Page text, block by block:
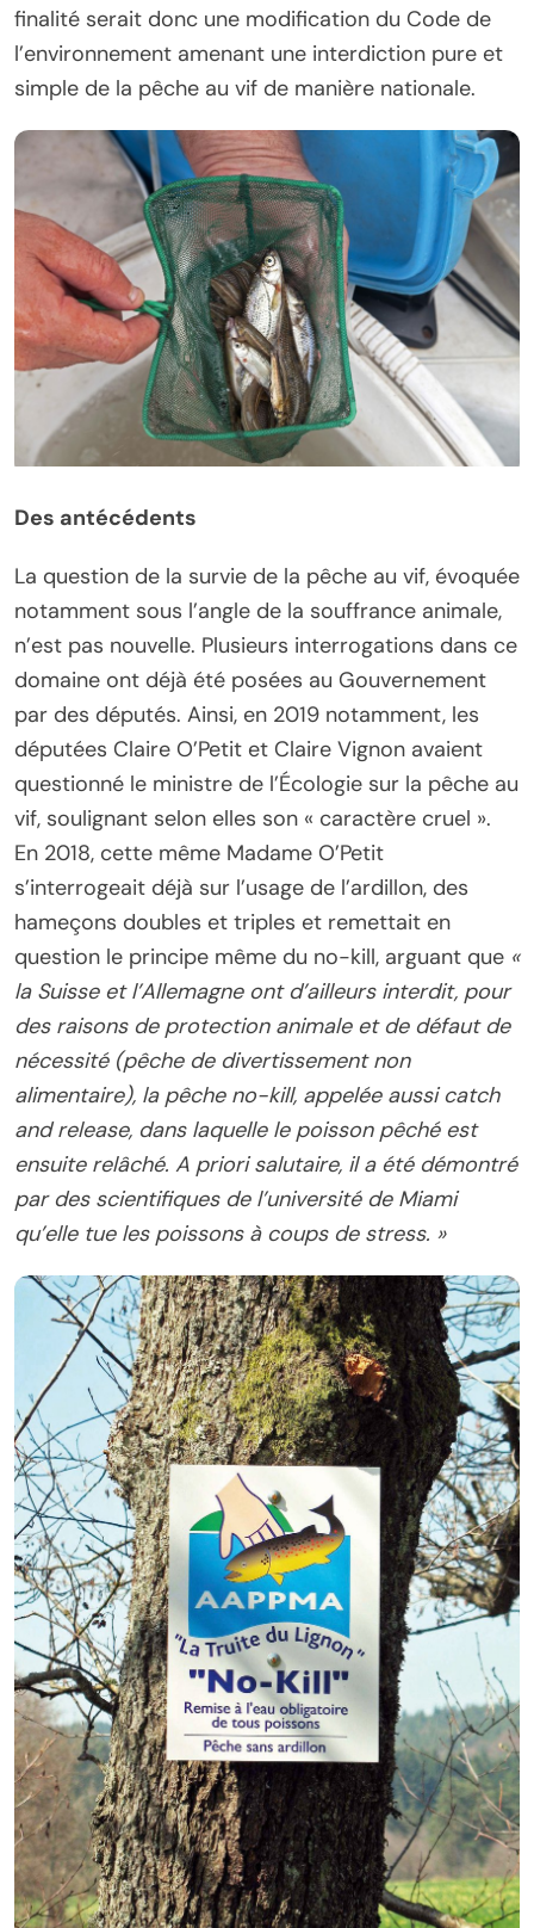
finalité serait donc une modification du Code de
l’environnement amenant une interdiction pure et
simple de la pêche au vif de manière nationale.
Des antécédents
La question de la survie de la pêche au vif, évoquée
notamment sous l’angle de la souffrance animale,
n’est pas nouvelle. Plusieurs interrogations dans ce
domaine ont déjà été posées au Gouvernement
par des députés. Ainsi, en 2019 notamment, les
députées Claire O’Petit et Claire Vignon avaient
questionné le ministre de l’Écologie sur la pêche au
vif, soulignant selon elles son « caractère cruel ».
En 2018, cette même Madame O’Petit
s’interrogeait déjà sur l’usage de l’ardillon, des
hameçons doubles et triples et remettait en
question le principe même du no-kill, arguant que «
la Suisse et l’Allemagne ont d’ailleurs interdit, pour
des raisons de protection animale et de défaut de
nécessité (pêche de divertissement non
alimentaire), la pêche no-kill, appelée aussi catch
and release, dans laquelle le poisson pêché est
ensuite relâché. A priori salutaire, il a été démontré
par des scientifiques de l’université de Miami
qu’elle tue les poissons à coups de stress. »